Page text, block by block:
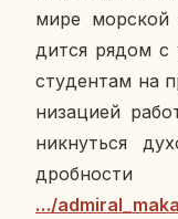
мире мор­ской
дит­ся рядом с
сту­ден­там на
ни­за­ци­ей
ник­нуть­ся
…/